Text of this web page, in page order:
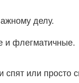
делу.
и флегматичные.
или просто